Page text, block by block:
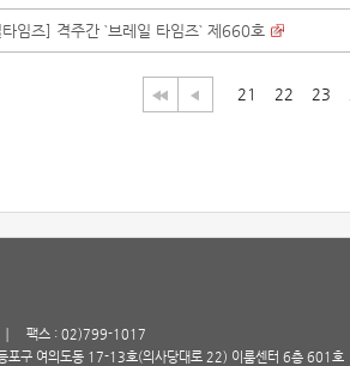
타임즈] 격주간 `브레일 타임즈` 제660호
21 22 23
팩스 : 02)799-1017
포구 여의도동 17-13호(의사당대로 22) 이룸센터 6층 601호